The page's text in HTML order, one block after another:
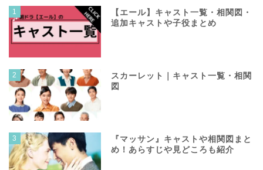
1
【エール】キャスト一覧・相関図・
追加キャストや子役まとめ
2
スカーレット｜キャスト一覧・相関
図
3
『マッサン』キャストや相関図まと
め！あらすじや見どころも紹介